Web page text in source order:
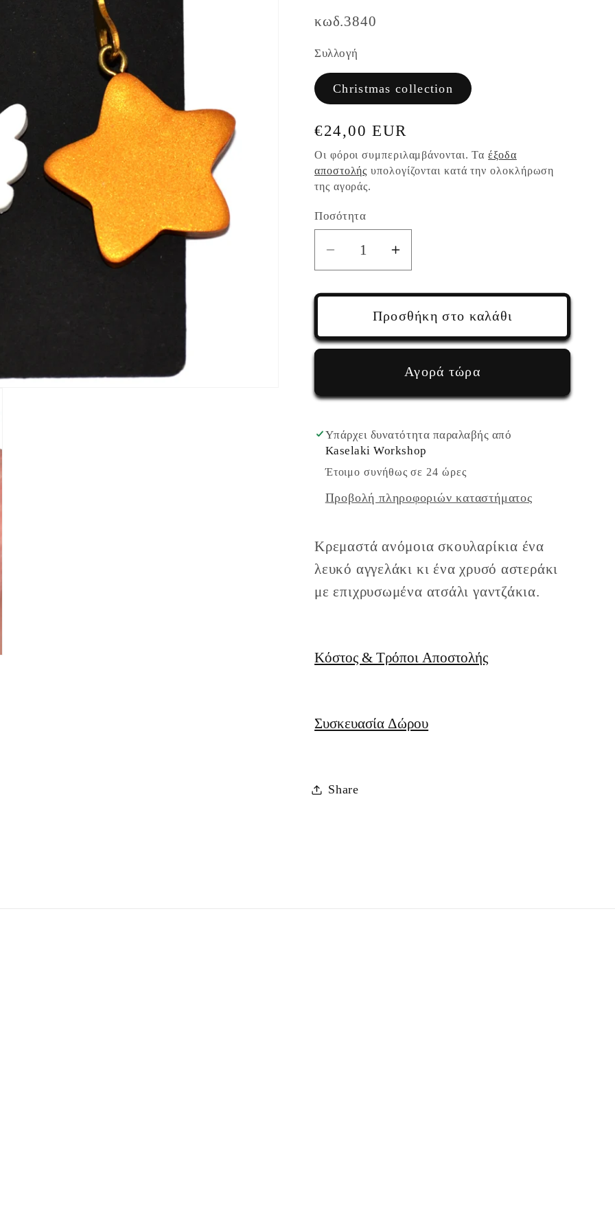
κωδ.3840
Συλλογή
Christmas collection
Κανονική
τιμή
€24,00 EUR
Οι φόροι συμπεριλαμβάνονται. Ταέξοδα
αποστολής υπολογίζονται κατά την ολοκλήρωση
της αγοράς.
Ποσότητα
Ποσότητα
Μείωση
ποσότητας
για
Αγγελάκι
αστεράκι
χριστουγεννιάτικα
Αύξηση
ποσότητας
για
Αγγελάκι
αστεράκι
χριστουγεννιάτικα
κρεμαστά
Προσθήκη στο καλάθι
Αγορά τώρα
Υπάρχει δυνατότητα παραλαβής από
Kaselaki Workshop
Έτοιμο συνήθως σε 24 ώρες
Προβολή πληροφοριών καταστήματος
Κρεμαστά ανόμοια σκουλαρίκια ένα
λευκό αγγελάκι κι ένα χρυσό αστεράκι
με επιχρυσωμένα ατσάλι γαντζάκια.
Κόστος & Τρόποι Αποστολής
Συσκευασία Δώρου
Share